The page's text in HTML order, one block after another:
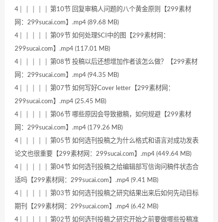
4│ │ │ │ │ 第10节 回复审稿人问题的八个黄金原则【299素材
网：299sucai.com】.mp4 (89.68 MB)
4│ │ │ │ │ 第09节 如何处理SCI中的图【299素材网：
299sucai.com】.mp4 (117.01 MB)
4│ │ │ │ │ 第08节 投稿以后还想增加作者该怎么做？【299素材
网：299sucai.com】.mp4 (94.35 MB)
4│ │ │ │ │ 第07节 如何写好Cover letter【299素材网：
299sucai.com】.mp4 (25.45 MB)
4│ │ │ │ │ 第06节 哪些原因会导致撤稿，如何规避【299素材
网：299sucai.com】.mp4 (179.26 MB)
4│ │ │ │ │ 第05节 如何选刊投稿之为什么格式和语言对成功发表
论文也很重要【299素材网：299sucai.com】.mp4 (449.64 MB)
4│ │ │ │ │ 第04节 如何选刊投稿之给编辑部写信询问稿件状态合
适吗【299素材网：299sucai.com】.mp4 (9.41 MB)
4│ │ │ │ │ 第03节 如何选刊投稿之研究结果出来后如何先动目标
期刊【299素材网：299sucai.com】.mp4 (6.42 MB)
4│ │ │ │ │ 第02节 如何选刊投稿之研究开始之前要做哪些投稿准